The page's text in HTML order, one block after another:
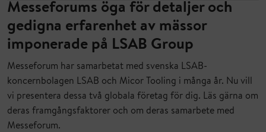
Messeforums öga för detaljer och
gedigna erfarenhet av mässor
imponerade på LSAB Group
Messeforum har samarbetat med svenska LSAB-
koncernbolagen LSAB och Micor Tooling i många år. Nu vill
vi presentera dessa två globala företag för dig. Läs gärna om
deras framgångsfaktorer och om deras samarbete med
Messeforum.